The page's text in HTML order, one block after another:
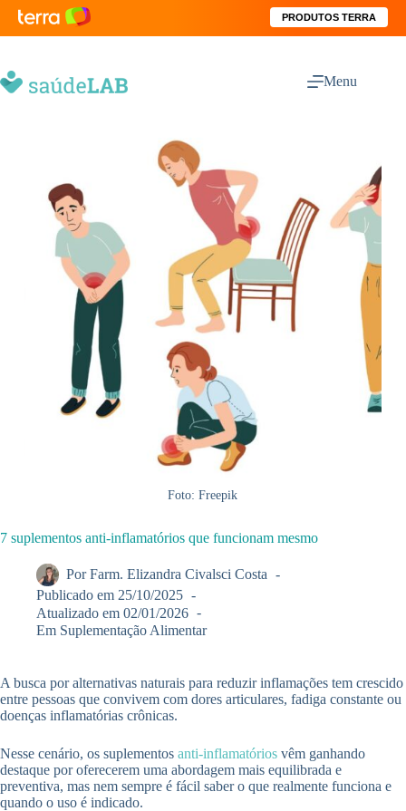
PRODUTOS TERRA
Menu
Foto: Freepik
7 suplementos anti-inflamatórios que funcionam mesmo
Por Farm. Elizandra Civalsci Costa
Publicado em 25/10/2025
Atualizado em 02/01/2026
Em Suplementação Alimentar
A busca por alternativas naturais para reduzir inflamações tem crescido
entre pessoas que convivem com dores articulares, fadiga constante ou
doenças inflamatórias crônicas.
Nesse cenário, os suplementos anti-inflamatórios vêm ganhando
destaque por oferecerem uma abordagem mais equilibrada e
preventiva, mas nem sempre é fácil saber o que realmente funciona e
quando o uso é indicado.